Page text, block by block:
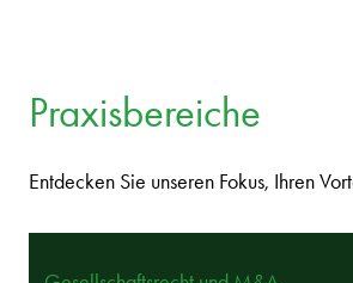
Praxisbereiche
Entdecken Sie unseren Fokus, Ihren